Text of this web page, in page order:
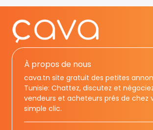
À propos de nous
cava.tn site gratuit des petites
Tunisie: Chattez, discutez et
vendeurs et acheteurs prés de chez
simple clic.